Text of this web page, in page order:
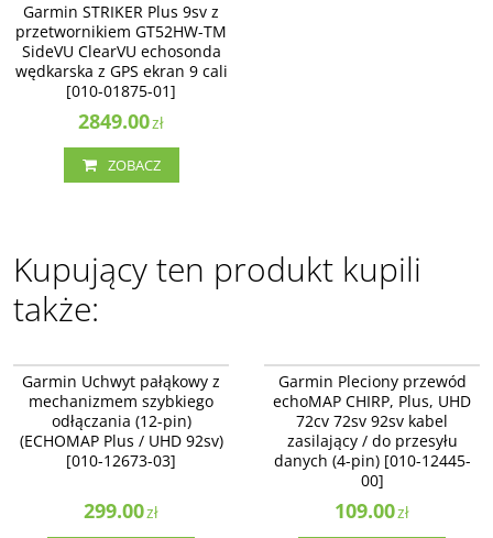
Garmin STRIKER Plus 9sv z
przetwornikiem GT52HW-TM
SideVU ClearVU echosonda
wędkarska z GPS ekran 9 cali
[010-01875-01]
2849.00zł
ZOBACZ
Kupujący ten produkt kupili
także:
Garmin Uchwyt pałąkowy z
mechanizmem szybkiego
odłączania (12-pin)
(ECHOMAP Plus / UHD 92sv)
[010-12673-03]
299.00zł
Garmin Pleciony przewód
echoMAP CHIRP, Plus, UHD
72cv 72sv 92sv kabel
zasilający / do przesyłu
danych (4-pin) [010-12445-
00]
109.00zł